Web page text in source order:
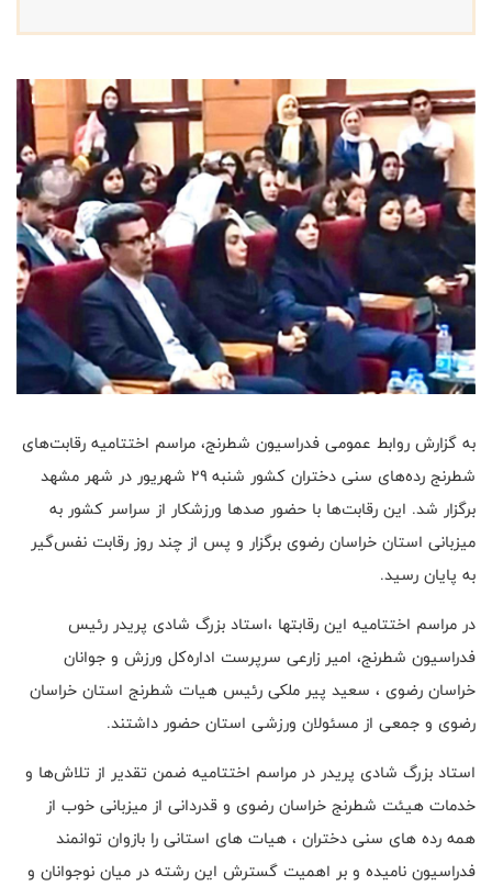
به گزارش روابط عمومی فدراسیون شطرنج، مراسم اختتامیه رقابت‌های
شطرنج رده‌های سنی دختران کشور شنبه ۲۹ شهریور در شهر مشهد
برگزار شد. این رقابت‌ها با حضور صدها ورزشکار از سراسر کشور به
میزبانی استان خراسان رضوی برگزار و پس از چند روز رقابت نفس‌گیر
به پایان رسید.
در مراسم اختتامیه این رقابتها ،استاد بزرگ شادی پریدر رئیس
فدراسیون شطرنج، امیر زارعی سرپرست اداره‌کل ورزش و جوانان
خراسان رضوی ، سعید پیر ملکی رئیس هیات شطرنج استان خراسان
رضوی و جمعی از مسئولان ورزشی استان حضور داشتند.
استاد بزرگ شادی پریدر در مراسم اختتامیه ضمن تقدیر از تلاش‌ها و
خدمات هیئت شطرنج خراسان رضوی و قدردانی از میزبانی خوب از
همه رده های سنی دختران ، هیات های استانی را بازوان توانمند
فدراسیون نامیده و بر اهمیت گسترش این رشته در میان نوجوانان و